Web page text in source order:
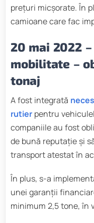
prețuri micșorate. În
camioane care fac
20 mai 2022
mobilitate –
tonaj
A fost integrată
rutier pentru
companiile au fost
de bună reputație și
transport atestat în
În plus, s-a
unei garanții
minimum 2,5 tone, în